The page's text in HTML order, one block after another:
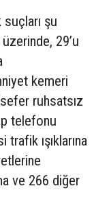
şu
29’u
kemeri
ruhsatsız
telefonu
ışıklarına
ve 266 diğer